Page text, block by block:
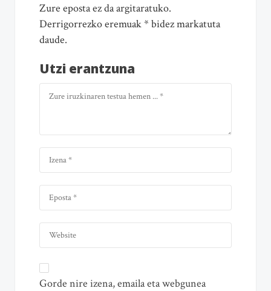
Zure eposta ez da argitaratuko.
Derrigorrezko eremuak * bidez markatuta
daude.
Utzi erantzuna
Gorde nire izena, emaila eta webgunea